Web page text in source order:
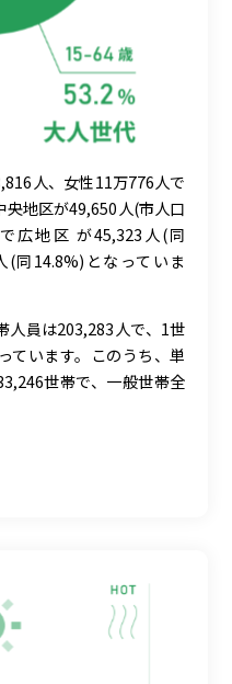
人、女性11万776人で
央地区が49,650人(市人口
広地区 が45,323人(同
(同14.8%)となっていま
人員は203,283人で、1世
ています。このうち、単
世帯で、一般世帯全